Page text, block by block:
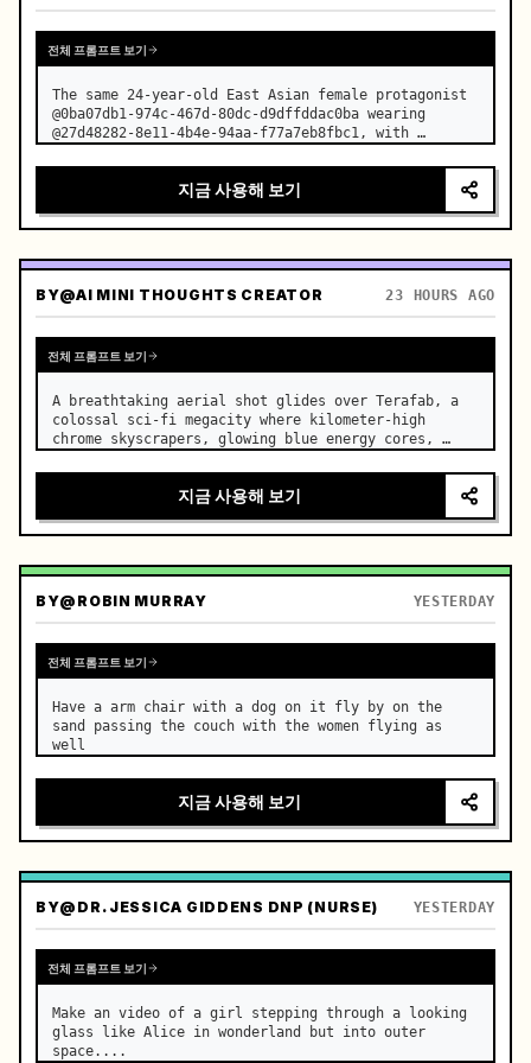
전체 프롬프트 보기
The same 24-year-old East Asian female protagonist
@0ba07db1-974c-467d-80dc-d9dffddac0ba wearing
@27d48282-8e11-4b4e-94aa-f77a7eb8fbc1, with
throughout. …
지금 사용해 보기
BY@AI MINI THOUGHTS CREATOR 23 HOURS AGO
전체 프롬프트 보기
A breathtaking aerial shot glides over Terafab, a
colossal sci-fi megacity where kilometer-high
chrome skyscrapers, glowing blue energy cores,
beyond the horizon. …
지금 사용해 보기
BY@ROBIN MURRAY YESTERDAY
전체 프롬프트 보기
Have a arm chair with a dog on it fly by on the
sand passing the couch with the women flying as
well
지금 사용해 보기
BY@DR. JESSICA GIDDENS DNP (NURSE) YESTERDAY
전체 프롬프트 보기
Make an video of a girl stepping through a looking
glass like Alice in wonderland but into outer
space....